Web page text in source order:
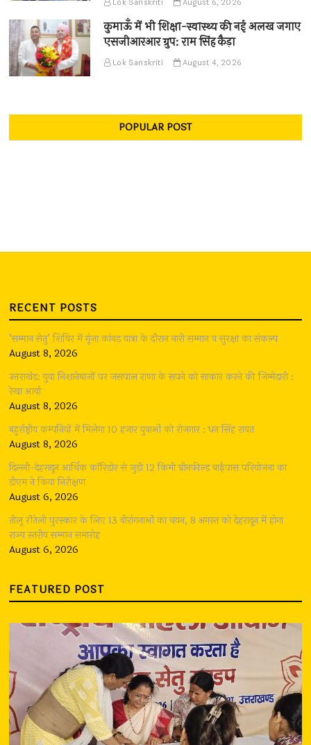
कुमाऊँ में भी शिक्षा-स्वास्थ्य की नई अलख जगाए
एसजीआरआर ग्रुप: राम सिंह कैड़ा
Lok Sanskriti August 4, 2026
POPULAR POST
RECENT POSTS
‘सम्मान सेतु’ शिविर में गूंजा कांवड़ यात्रा के दौरान नारी सम्मान व सुरक्षा का संकल्प
August 8, 2026
उत्तराखंड: युवा निशानेबाजों पर जसपाल राणा के सपने को साकार करने की जिम्मेदारी :
रेखा आर्या
August 8, 2026
बहुर्राष्ट्रीय कम्पनियों में मिलेगा 10 हजार युवाओं को रोजगार : धन सिंह रावत
August 8, 2026
दिल्ली-देहरादून आर्थिक कॉरिडोर से जुड़ी 12 किमी ग्रीनफील्ड बाईपास परियोजना का
डीएम ने किया निरीक्षण
August 6, 2026
तीलू रौतेली पुरस्कार के लिए 13 वीरांगनाओं का चयन, 8 अगस्त को देहरादून में होगा
राज्य स्तरीय सम्मान समारोह
August 6, 2026
FEATURED POST